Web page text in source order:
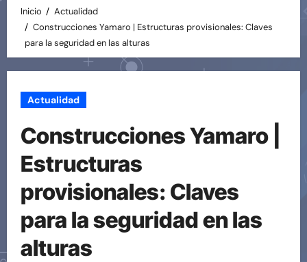
Inicio
Actualidad
Construcciones Yamaro | Estructuras provisionales: Claves
para la seguridad en las alturas
Actualidad
Construcciones Yamaro |
Estructuras
provisionales: Claves
para la seguridad en las
alturas